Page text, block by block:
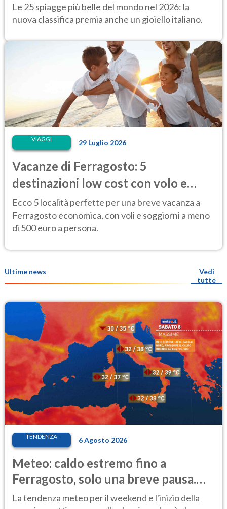
Le 25 spiagge più belle del mondo nel 2026: la
nuova classifica premia anche un gioiello italiano.
VIAGGI 29 Luglio 2026
Vacanze di Ferragosto: 5
destinazioni low cost con volo e
hotel sotto i 500 euro
Ecco 5 località perfette per una breve vacanza a
Ferragosto economica, con voli e soggiorni a meno
di 500 euro a persona.
Ultime news
Vedi
tutte
TENDENZA 6 Agosto 2026
Meteo: caldo estremo fino a
Ferragosto, solo una breve pausa.
Ecco dove
La tendenza meteo per il weekend e l'inizio della